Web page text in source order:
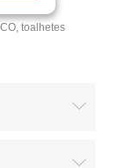
toalhetes